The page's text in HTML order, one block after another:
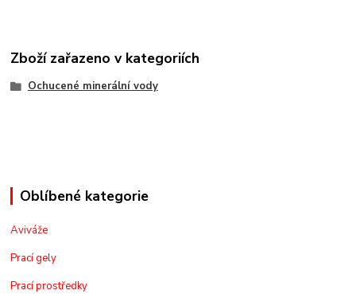
Zboží zařazeno v kategoriích
Ochucené minerální vody
Oblíbené kategorie
Aviváže
Prací gely
Prací prostředky